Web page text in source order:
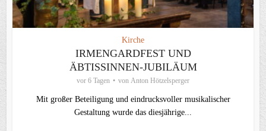
Kirche
IRMENGARDFEST UND
ÄBTISSINNEN-JUBILÄUM
vor 6 Tagen von Anton Hötzelsperger
Mit großer Beteiligung und eindrucksvoller musikalischer
Gestaltung wurde das diesjährige...